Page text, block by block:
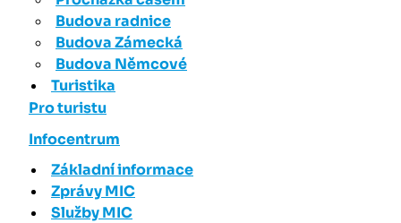
Budova radnice
Budova Zámecká
Budova Němcové
Turistika
Pro turistu
Infocentrum
Základní informace
Zprávy MIC
Služby MIC